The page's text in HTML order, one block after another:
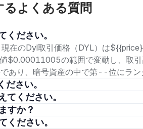
るよくある質問
ください。
在のDyl取引価格（DYL）は
$0.00011005の範囲で変動し、取
あり、暗号資産の中で第--位にラン
ださい。
てください。
すか？
ください。